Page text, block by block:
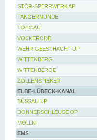
STÖR-SPERRWERK AP
TANGERMÜNDE
TORGAU
VOCKERODE
WEHR GEESTHACHT UP
WITTENBERG
WITTENBERGE
ZOLLENSPIEKER
ELBE-LÜBECK-KANAL
BÜSSAU UP
DONNERSCHLEUSE OP
MÖLLN
EMS